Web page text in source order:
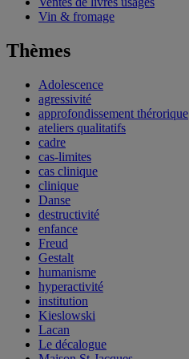
Vin & fromage
Thèmes
Adolescence
agressivité
approfondissement thérorique
ateliers qualitatifs
cadre
cas-limites
cas clinique
clinique
Danse
destructivité
enfance
Freud
Gestalt
humanisme
hyperactivité
institution
Kieslowski
Lacan
Le décalogue